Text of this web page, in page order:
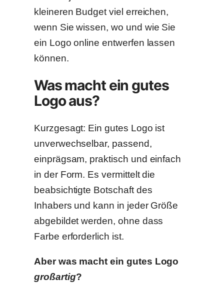
kleineren Budget viel erreichen,
wenn Sie wissen, wo und wie Sie
ein Logo online entwerfen lassen
können.
Was macht ein gutes
Logo aus?
Kurzgesagt: Ein gutes Logo ist
unverwechselbar, passend,
einprägsam, praktisch und einfach
in der Form. Es vermittelt die
beabsichtigte Botschaft des
Inhabers und kann in jeder Größe
abgebildet werden, ohne dass
Farbe erforderlich ist.
Aber was macht ein gutes Logo
großartig?